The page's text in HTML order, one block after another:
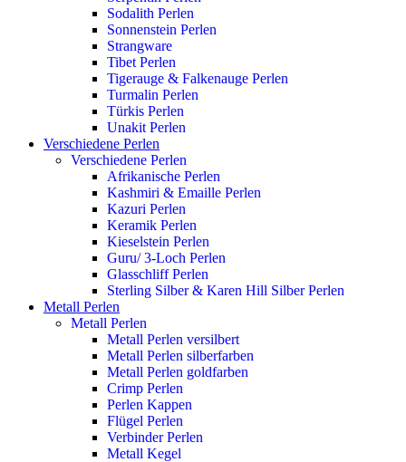
Sodalith Perlen
Sonnenstein Perlen
Strangware
Tibet Perlen
Tigerauge & Falkenauge Perlen
Turmalin Perlen
Türkis Perlen
Unakit Perlen
Verschiedene Perlen
Verschiedene Perlen
Afrikanische Perlen
Kashmiri & Emaille Perlen
Kazuri Perlen
Keramik Perlen
Kieselstein Perlen
Guru/ 3-Loch Perlen
Glasschliff Perlen
Sterling Silber & Karen Hill Silber Perlen
Metall Perlen
Metall Perlen
Metall Perlen versilbert
Metall Perlen silberfarben
Metall Perlen goldfarben
Crimp Perlen
Perlen Kappen
Flügel Perlen
Verbinder Perlen
Metall Kegel